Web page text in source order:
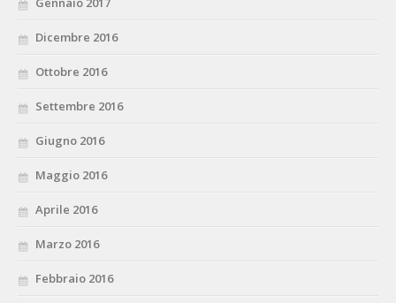
Dicembre 2016
Ottobre 2016
Settembre 2016
Giugno 2016
Maggio 2016
Aprile 2016
Marzo 2016
Febbraio 2016